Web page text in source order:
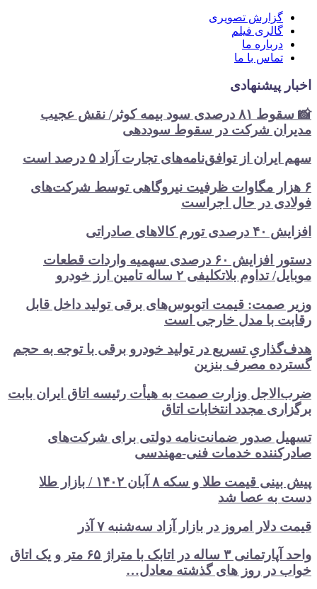
گزارش تصویری
گالری فیلم
درباره ما
تماس با ما
اخبار پیشنهادی
📸 سقوط ۸۱ درصدی سود بیمه کوثر/ نقش عجیب
مدیران شرکت در سقوط سوددهی
سهم ایران از توافق‌نامه‌های تجارت آزاد ۵ درصد است
۶ هزار مگاوات ظرفیت نیروگاهی توسط شرکت‌های
فولادی در حال اجراست
افزایش ۴۰ درصدی تورم کالاهای صادراتی
دستور افزایش ۶۰ درصدی سهمیه واردات قطعات
موبایل/ تداوم بلاتکلیفی ۲ ساله تامین ارز خودرو
وزیر صمت: قیمت اتوبوس‌های برقی تولید داخل قابل
رقابت با مدل خارجی است
هدف‌گذاریِ تسریع در تولید خودرو‌ برقی با توجه به حجم
گسترده مصرف‌ بنزین‌
ضرب‌الاجل وزارت صمت به هیأت رئیسه اتاق‌ ایران بابت
برگزاری مجدد انتخابات اتاق
تسهیل صدور ضمانت‌نامه دولتی برای شرکت‌های
صادرکننده خدمات فنی-مهندسی
پیش بینی قیمت طلا و سکه ۸ آبان ۱۴۰۲ / بازار طلا
دست‌ به عصا شد
قیمت دلار امروز در بازار آزاد سه‌شنبه ۷ آذر
واحد آپارتمانی ۳ ساله در اتابک با متراژ ۶۵ متر و یک اتاق
خواب در روز های گذشته معادل…